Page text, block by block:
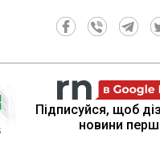
Підписуйся, щоб
новини